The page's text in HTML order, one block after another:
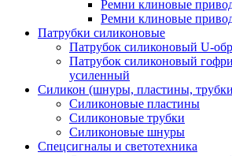
Ремни клиновые
Ремни клиновые
Патрубки силиконовые
Патрубок силиконовый U-
Патрубок силиконовый
усиленный
Силикон (шнуры, пластины,
Силиконовые пластины
Силиконовые трубки
Силиконовые шнуры
Спецсигналы и светотехника